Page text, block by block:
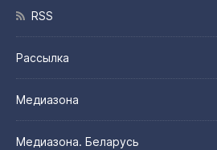
RSS
Рассылка
Медиазона
Медиазона. Беларусь